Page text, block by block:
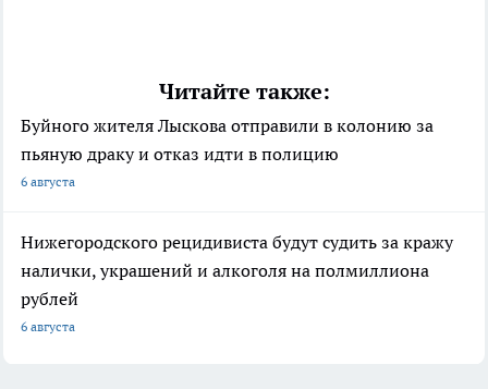
Читайте также:
Буйного жителя Лыскова отправили в колонию за
пьяную драку и отказ идти в полицию
6 августа
Нижегородского рецидивиста будут судить за кражу
налички, украшений и алкоголя на полмиллиона
рублей
6 августа